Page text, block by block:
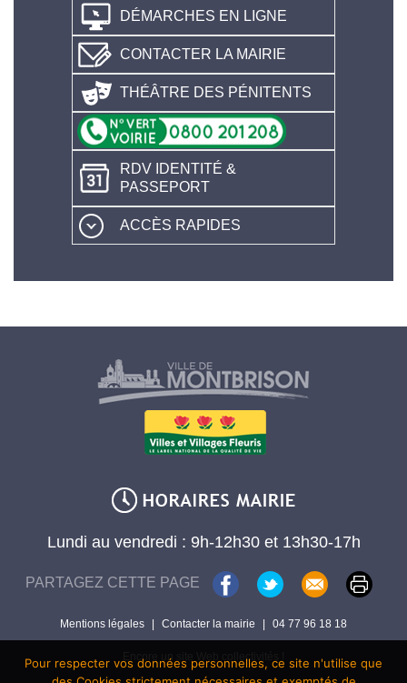
DÉMARCHES EN LIGNE
CONTACTER LA MAIRIE
THÉÂTRE DES PÉNITENTS
RDV IDENTITÉ &
PASSEPORT
ACCÈS RAPIDES
Lundi au vendredi : 9h-12h30 et 13h30-17h
PARTAGEZ CETTE PAGE
Mentions légales | Contacter la mairie | 04 77 96 18 18
Encore un site Web collectivités !
Pour respecter vos données personnelles, ce site n'utilise que